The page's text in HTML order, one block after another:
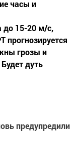
часы и
до 15-20 м/с,
прогнозируется
грозы и
дуть
предупредили